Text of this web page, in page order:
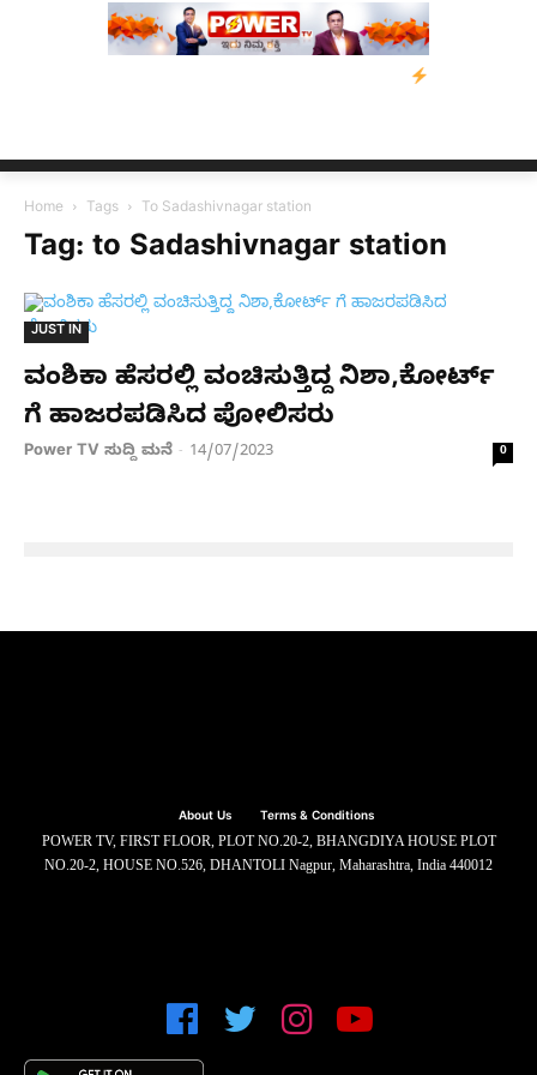
ಬೀರೇನ್ ಸಿಂಗ್
Home Tags To Sadashivnagar station
Tag: to Sadashivnagar station
JUST IN
ವಂಶಿಕಾ ಹೆಸರಲ್ಲಿ ವಂಚಿಸುತ್ತಿದ್ದ ನಿಶಾ,ಕೋರ್ಟ್​
ಗೆ ಹಾಜರಪಡಿಸಿದ ಪೋಲಿಸರು
Power TV ಸುದ್ದಿ ಮನೆ - 14/07/2023 0
About Us Terms & Conditions
POWER TV, FIRST FLOOR, PLOT NO.20-2, BHANGDIYA HOUSE PLOT
NO.20-2, HOUSE NO.526, DHANTOLI Nagpur, Maharashtra, India 440012